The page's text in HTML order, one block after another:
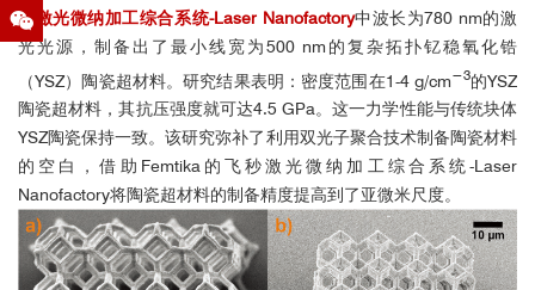
秒激光微纳加工综合系统-Laser Nanofactory中波长为780 nm的激
光光源，制备出了最小线宽为500 nm的复杂拓扑钇稳氧化锆
（YSZ）陶瓷超材料。研究结果表明：密度范围在1-4 g/cm−3的YSZ
陶瓷超材料，其抗压强度就可达4.5 GPa。这一力学性能与传统块体
YSZ陶瓷保持一致。该研究弥补了利用双光子聚合技术制备陶瓷材料
的空白，借助Femtika的飞秒激光微纳加工综合系统-Laser
Nanofactory将陶瓷超材料的制备精度提高到了亚微米尺度。
Laser Nanofactory选择性刻蚀结果展示
Treatment”,Materials2022,15, 2141, (2022).
[4] A. Butkutė, and L. Jonušauskas, “3D Manufacturing of Glass
Microstructures Using Femtosecond
Laser”,Micromachines 2021,12, 499, (2021).
[5] D. Andrijec, D. Andriukaitis, R. Vargalis, T. Baravykas, T.
Drevinskas, O. Kornyšova, A. Butkutė, V. Kaškonienė, M.
Stankevičius, H. Gricius, A. Jagelavičius, A. Maruška, and L.
Jonušauskas, “Hybrid additive subtractive femtosecond 3D
manufacturing of nanofilter based microfluidic separator”,Applied
Physics A(2021).
减材 - 进行选择性刻蚀过程